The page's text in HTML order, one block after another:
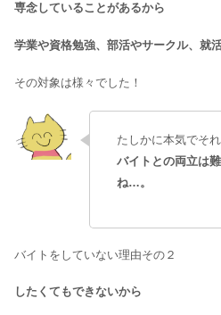
専念していることがあるから
学業や資格勉強、部活やサークル、就
その対象は様々でした！
たしかに本気でそ
バイトとの両立は
ね…。
バイトをしていない理由その２
したくてもできないから